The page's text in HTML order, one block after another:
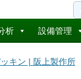
析 設備管理
キン | 阪上製作所